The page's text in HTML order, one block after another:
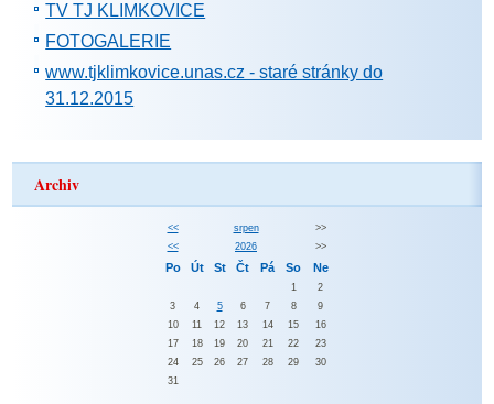
TV TJ KLIMKOVICE
FOTOGALERIE
www.tjklimkovice.unas.cz - staré stránky do
31.12.2015
Archiv
<< srpen
>>
<<
2026 >>
Po Út St Čt Pá So Ne
1
2
3
4 5 6 7 8
9
10
11 12 13 14 15
16
17
18 19 20 21 22
23
24
25 26 27 28 29
30
31